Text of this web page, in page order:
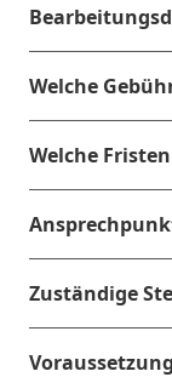
Welche
Welche
Zuständige